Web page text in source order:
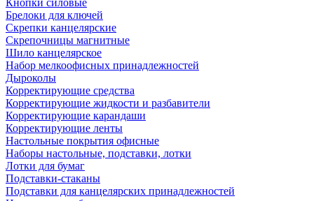
Кнопки силовые
Брелоки для ключей
Скрепки канцелярские
Скрепочницы магнитные
Шило канцелярское
Набор мелкоофисных принадлежностей
Дыроколы
Корректирующие средства
Корректирующие жидкости и разбавители
Корректирующие карандаши
Корректирующие ленты
Настольные покрытия офисные
Наборы настольные, подставки, лотки
Лотки для бумаг
Подставки-стаканы
Подставки для канцелярских принадлежностей